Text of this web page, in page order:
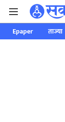
Epaper ताज्या